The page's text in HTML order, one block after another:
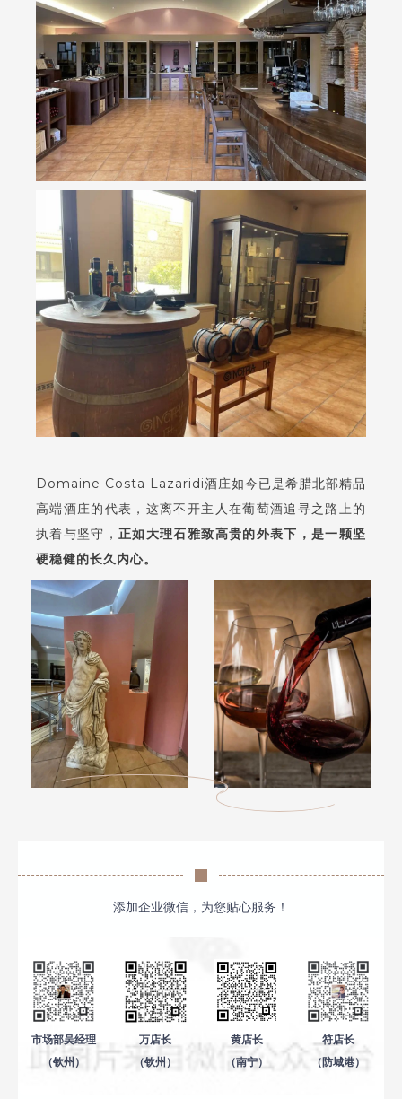
Domaine Costa Lazaridi酒庄如今已是希腊北部精品
高端酒庄的代表，这离不开主人在葡萄酒追寻之路上的
执着与坚守，正如大理石雅致高贵的外表下，是一颗坚
硬稳健的长久内心。
添加企业微信，为您贴心服务！
市场部吴经理
（钦州）
万店长
（钦州）
黄店长
（南宁）
符店长
（防城港）